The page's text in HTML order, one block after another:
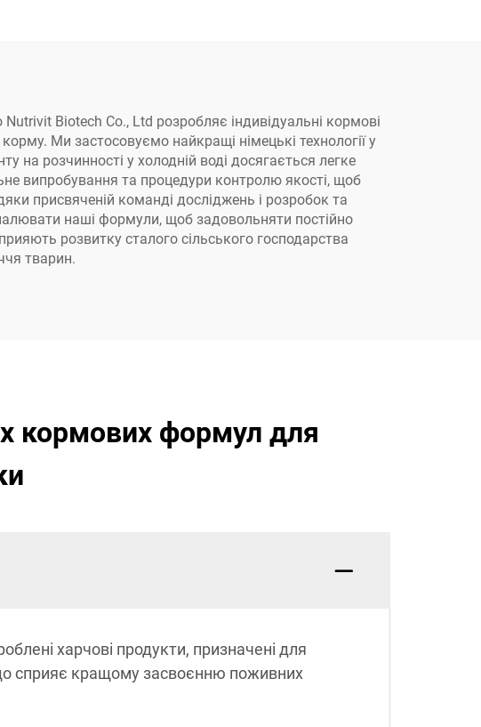
Biotech Co., Ltd розробляє індивідуальні кормові
Ми застосовуємо найкращі німецькі технології у
на розчинності у холодній воді досягається легке
випробування та процедури контролю якості, щоб
присвяченій команді досліджень і розробок та
наші формули, щоб задовольняти постійно
розвитку сталого сільського господарства
тварин.
кормових формул для
харчові продукти, призначені для
сприяє кращому засвоєнню поживних